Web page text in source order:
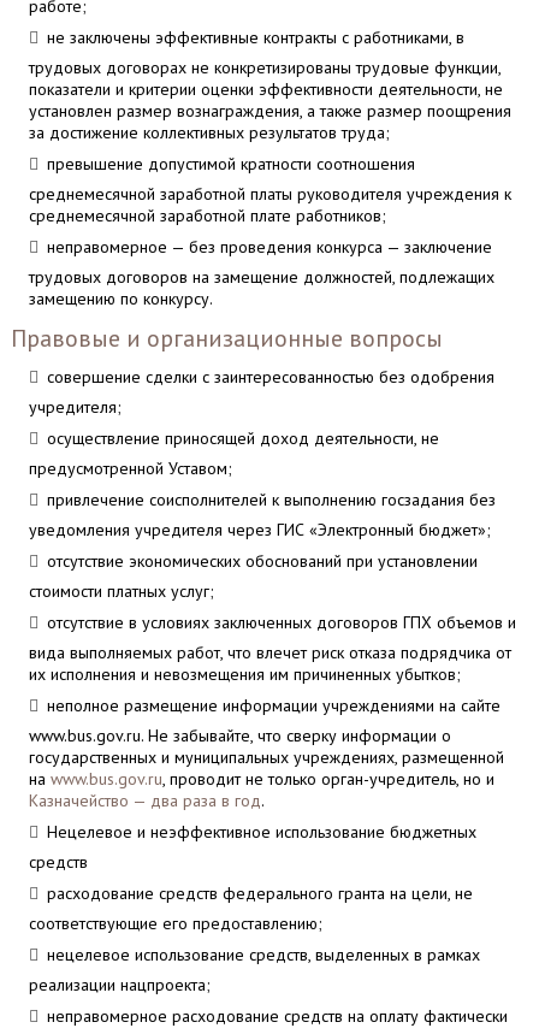
работе;
не заключены эффективные контракты с работниками, в
трудовых договорах не конкретизированы трудовые функции,
показатели и критерии оценки эффективности деятельности, не
установлен размер вознаграждения, а также размер поощрения
за достижение коллективных результатов труда;
превышение допустимой кратности соотношения
среднемесячной заработной платы руководителя учреждения к
среднемесячной заработной плате работников;
неправомерное — без проведения конкурса — заключение
трудовых договоров на замещение должностей, подлежащих
замещению по конкурсу.
Правовые и организационные вопросы
совершение сделки с заинтересованностью без одобрения
учредителя;
осуществление приносящей доход деятельности, не
предусмотренной Уставом;
привлечение соисполнителей к выполнению госзадания без
уведомления учредителя через ГИС «Электронный бюджет»;
отсутствие экономических обоснований при установлении
стоимости платных услуг;
отсутствие в условиях заключенных договоров ГПХ объемов и
вида выполняемых работ, что влечет риск отказа подрядчика от
их исполнения и невозмещения им причиненных убытков;
неполное размещение информации учреждениями на сайте
www.bus.gov.ru. Не забывайте, что сверку информации о
государственных и муниципальных учреждениях, размещенной
на www.bus.gov.ru, проводит не только орган-учредитель, но и
Казначейство — два раза в год.
Нецелевое и неэффективное использование бюджетных
средств
расходование средств федерального гранта на цели, не
соответствующие его предоставлению;
нецелевое использование средств, выделенных в рамках
реализации нацпроекта;
неправомерное расходование средств на оплату фактически